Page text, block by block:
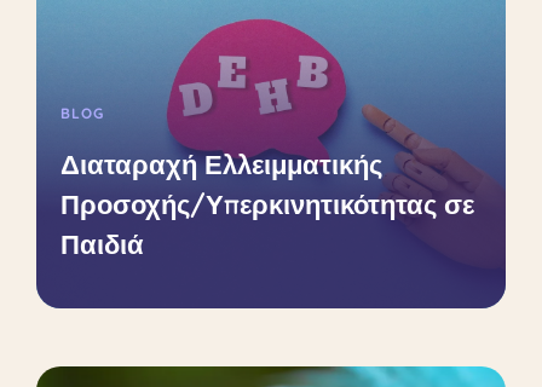
BLOG
Διαταραχή Ελλειμματικής
Προσοχής/Υπερκινητικότητας σε
Παιδιά